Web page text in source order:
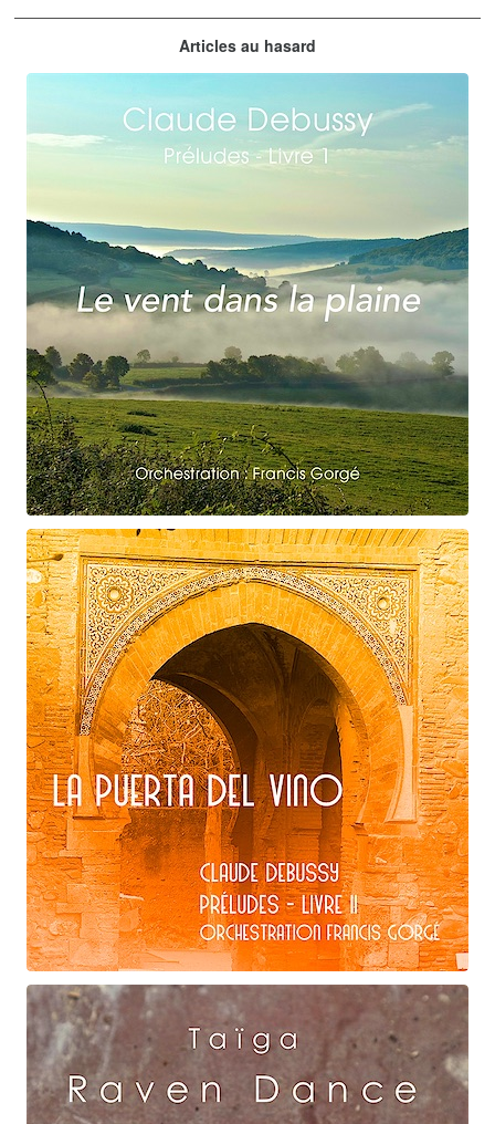
Articles au hasard
Claude Debussy
Le vent dans la plaine
Claude Debussy
La puerta del vino